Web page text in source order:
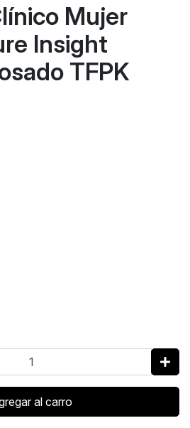
Mujer
Insight
TFPK
al carro